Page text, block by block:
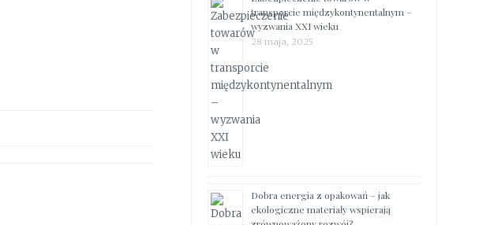
transporcie międzykontynentalnym –
wyzwania XXI wieku
28 maja, 2025
Dobra energia z opakowań – jak
ekologiczne materiały wspierają